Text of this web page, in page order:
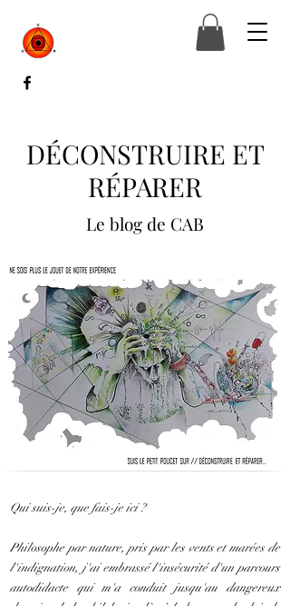
DÉCONSTRUIRE ET
RÉPARER
Le blog de CAB
Qui suis-je, que fais-je ici ?
Philosophe par nature, pris par les vents et marées de
l'indignation, j'ai embrassé l'insécurité d'un parcours
autodidacte qui m'a conduit jusqu'au dangereux